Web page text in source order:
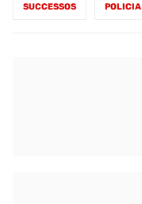
SUCCESSOS POLICIA